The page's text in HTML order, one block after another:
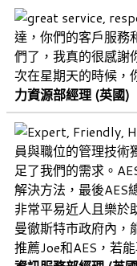
達，你們的客戶服務
們了，我真的很感謝
次在星期天的時候，
力資源部經理 (英國)
員與職位的管理技術
足了我們的需求。
解決方法，最後AES
非常平易近人且樂於
曼徹斯特市政府內，
推薦Joe和AES，若